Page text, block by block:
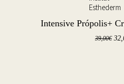
Intensive Própolis+
39,00€